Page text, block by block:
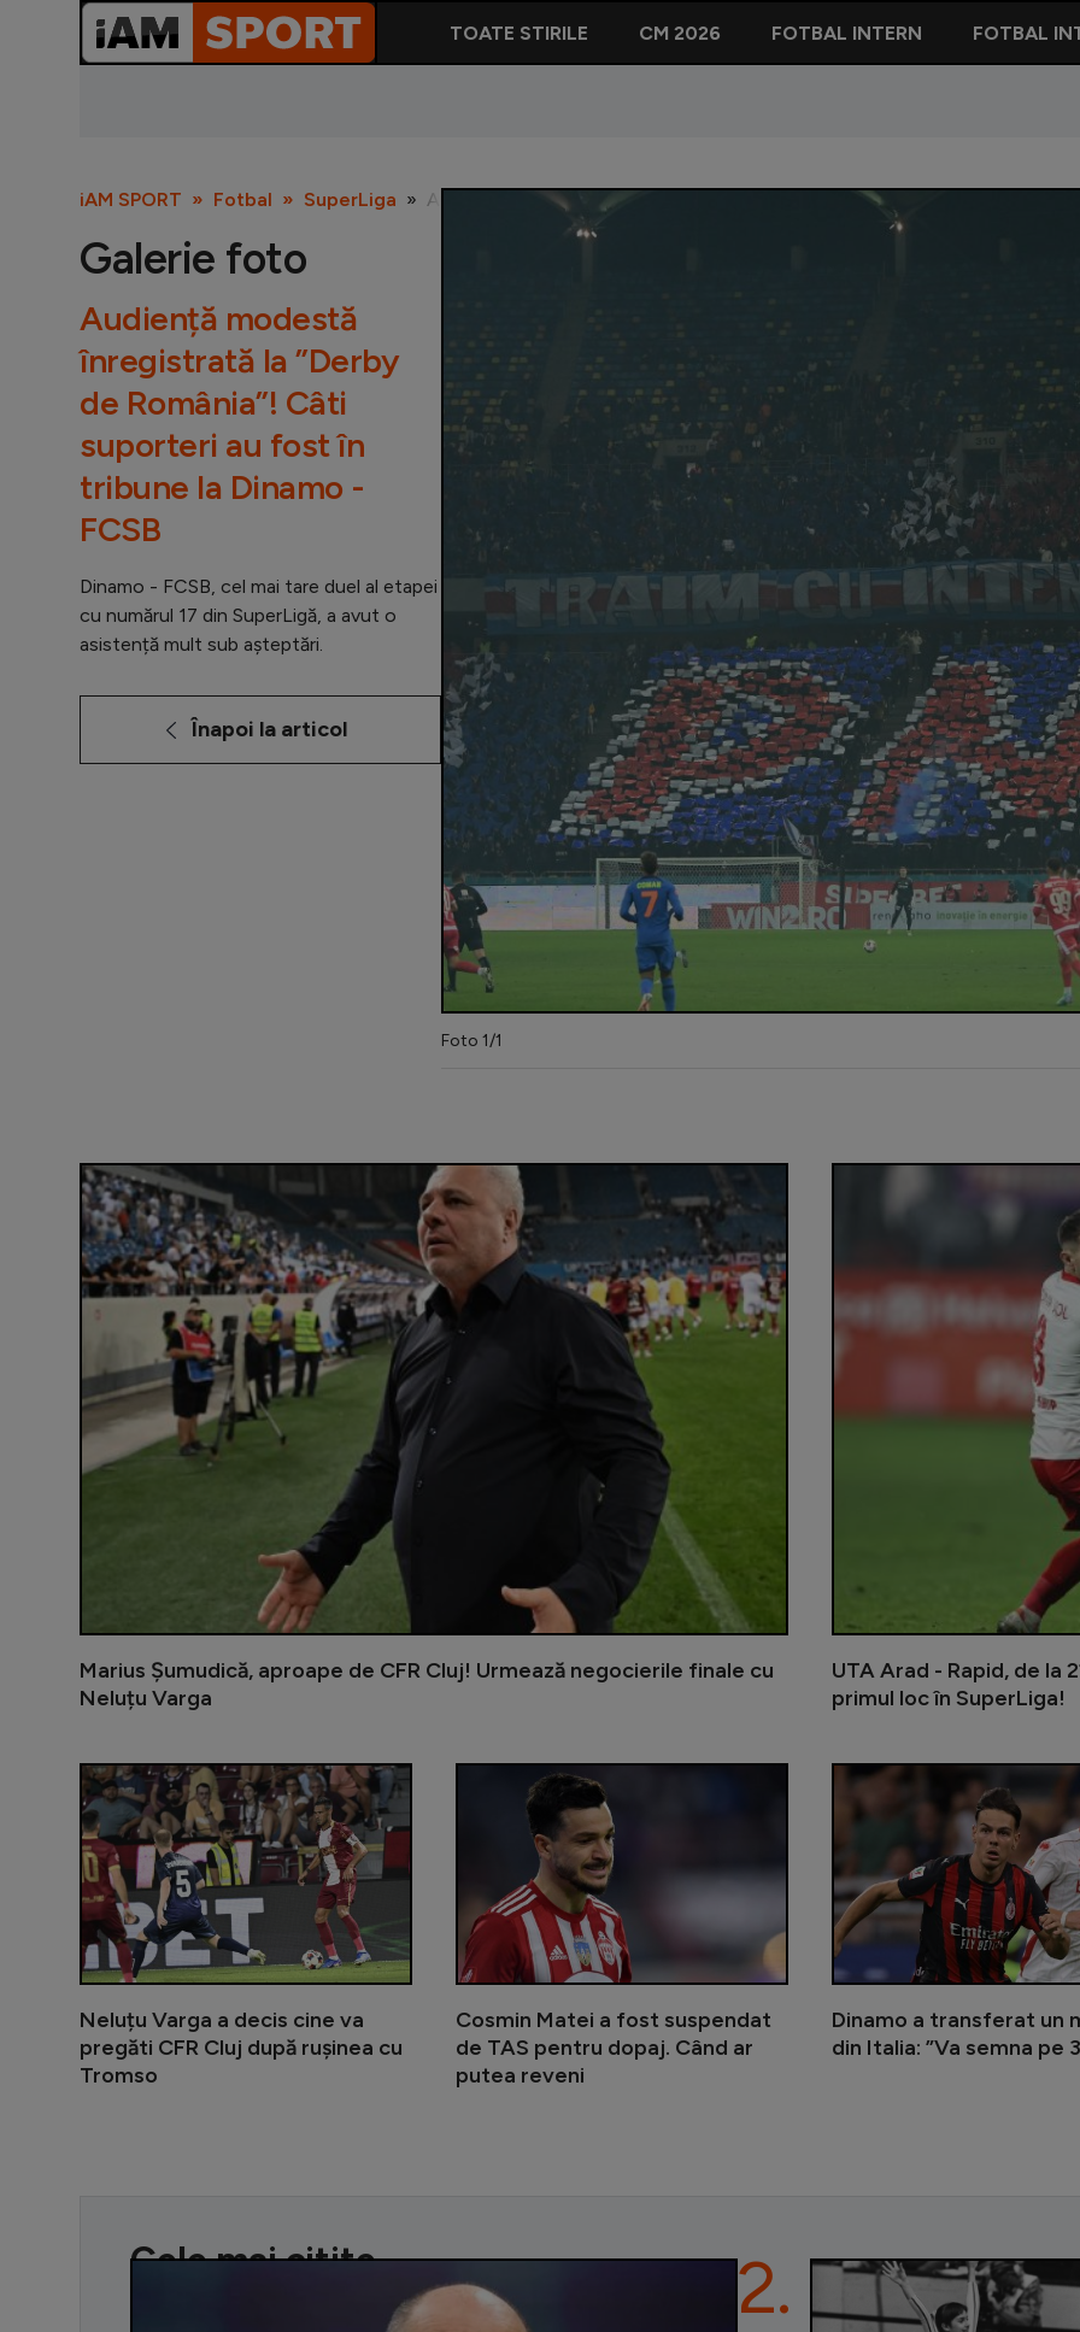
TOATE STIRILE CM 2026 FOTBAL INTERN FOTBAL
iAM SPORT Fotbal SuperLiga Audiență modestă înregistrată la ”Derby de România”! Câti suporteri au fost
Galerie foto
Audiență modestă
înregistrată la ”Derby
de România”! Câti
suporteri au fost în
tribune la Dinamo -
FCSB
Dinamo - FCSB, cel mai tare duel al etapei
cu numărul 17 din SuperLigă, a avut o
asistență mult sub așteptări.
Înapoi la articol
Foto 1/1
Marius Șumudică, aproape de CFR Cluj! Urmează negocierile finale cu
Neluțu Varga
UTA Arad - Rapid, de la
primul loc în SuperLiga!
Neluțu Varga a decis cine va
pregăti CFR Cluj după rușinea cu
Tromso
Neluțu Varga a decis cine va
Cosmin Matei a fost suspendat
de TAS pentru dopaj. Când ar
putea reveni
Dinamo a transferat un
din Italia: ”Va semna pe
Cele mai citite 2.